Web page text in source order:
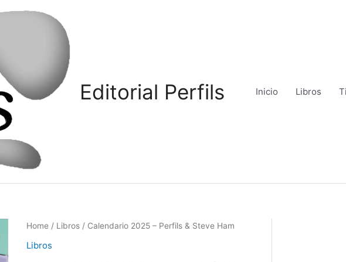
Editorial Perfils Inicio Libros
Home/ Libros/ Calendario 2025 – Perfils & Steve Ham
Libros